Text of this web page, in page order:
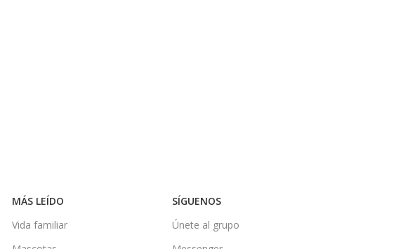
MÁS LEÍDO
Vida familiar
SÍGUENOS
Únete al grupo